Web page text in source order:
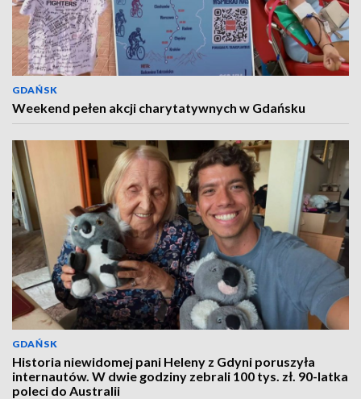
GDAŃSK
Weekend pełen akcji charytatywnych w Gdańsku
GDAŃSK
Historia niewidomej pani Heleny z Gdyni poruszyła
internautów. W dwie godziny zebrali 100 tys. zł. 90-latka
poleci do Australii